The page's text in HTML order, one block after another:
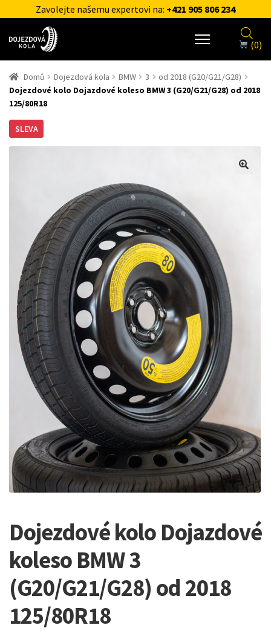
Zavolejte našemu expertovi na: +421 905 806 234
(0)
Domů Dojezdová kola BMW 3
od 2018 (G20/G21/G28)
Dojezdové kolo Dojazdové koleso BMW 3 (G20/G21/G28) od 2018
125/80R18
SLEVA
Dojezdové kolo Dojazdové
koleso BMW 3
(G20/G21/G28) od 2018
125/80R18